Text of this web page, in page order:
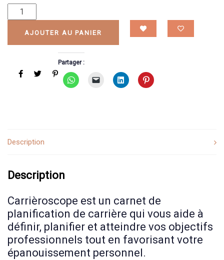
AJOUTER AU PANIER
Partager :
Description
Description
Carrièroscope est un carnet de
planification de carrière qui vous aide à
définir, planifier et atteindre vos objectifs
professionnels tout en favorisant votre
épanouissement personnel.